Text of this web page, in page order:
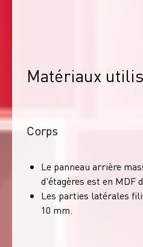
Matériaux
Corps
Le panneau arrière
d'étagères est en MDF
Les parties latérales
10 mm.